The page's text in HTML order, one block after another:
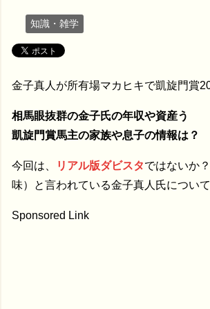
知識・雑学
金子真人が所有場マカヒキで凱旋門賞
相馬眼抜群の金子氏の年収や資産う
凱旋門賞馬主の家族や息子の情報は？
今回は、 リアル版ダビスタではないか
味）と言われている金子真人氏について
Sponsored Link